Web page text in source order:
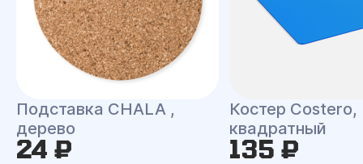
Подставка CHALA ,
дерево
24 ₽
Костер Costero,
квадратный
135 ₽